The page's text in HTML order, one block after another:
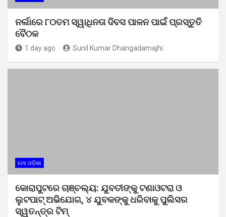
ନର୍ଲାରେ ୮୦ତମ ସ୍ୱାଧିନତା ଦିବସ ପାଳନ ପାଇଁ ପ୍ରସ୍ତୁତି
ବୈଠକ
1 day ago Sunil Kumar Dhangadamajhi
ମୋ ଓଡ଼ିଶା
କୋରାପୁଟରେ ଚାଞ୍ଚଲ୍ୟ: ଯୁବତୀଙ୍କୁ ଟଣାଓଟରା ଓ
ଲୁଟପାଟ୍ ଅଭିଯୋଗ, ୪ ଯୁବକଙ୍କୁ ଧରିବାକୁ ପୁଲିସର
ସ୍ୱତନ୍ତ୍ର ଟିମ୍